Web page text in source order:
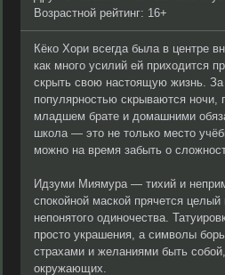
Возрастной рейтинг: 16+
Кёко Хори всегда была в центре
как много усилий ей приходится
скрыть свою настоящую жизнь. За
популярностью скрываются ночи,
младшем брате и домашними
школа — это не только место
можно на время забыть о
Идзуми Миямура — тихий и
спокойной маской прячется
непонятого одиночества.
просто украшения, а символы
страхами и желаниями быть
окружающих.